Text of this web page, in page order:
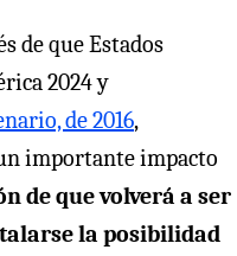
de que Estados
2024 y
de 2016,
importante impacto
de que volverá a ser
la posibilidad